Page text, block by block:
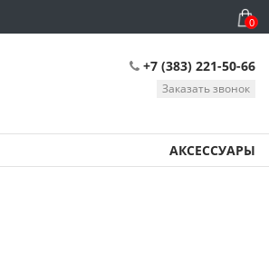
0
+7 (383) 221-50-66
Заказать звонок
АКСЕССУАРЫ